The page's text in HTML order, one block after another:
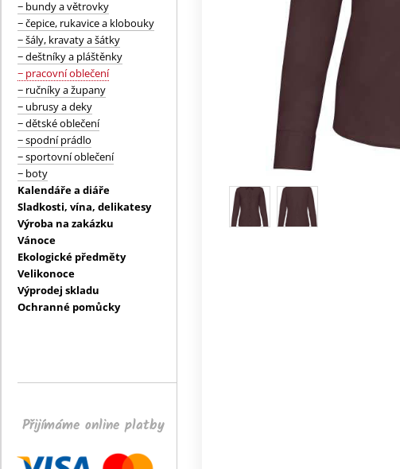
− bundy a větrovky
− čepice, rukavice a klobouky
− šály, kravaty a šátky
− deštníky a pláštěnky
− pracovní oblečení
− ručníky a župany
− ubrusy a deky
− dětské oblečení
− spodní prádlo
− sportovní oblečení
− boty
Kalendáře a diáře
Sladkosti, vína, delikatesy
Výroba na zakázku
Vánoce
Ekologické předměty
Velikonoce
Výprodej skladu
Ochranné pomůcky
Přijímáme online platby